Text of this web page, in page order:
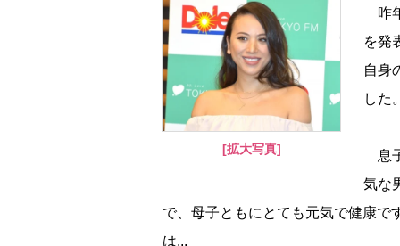
[拡大写真]
昨
を発
自身
した
息
気な
で、母子ともにとても元気で健康で
は...